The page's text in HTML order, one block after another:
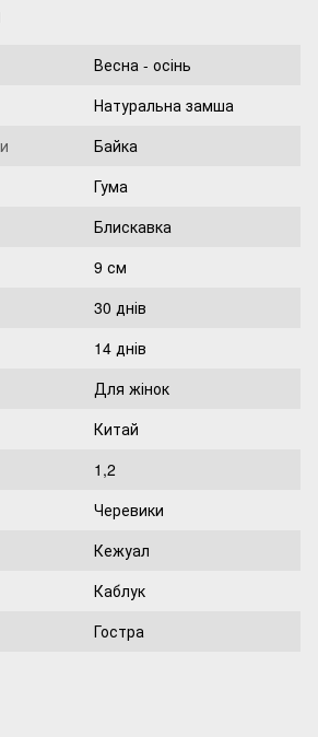
Весна - осінь
Натуральна замша
Байка
Гума
Блискавка
9 см
30 днів
14 днів
Для жінок
Китай
1,2
Черевики
Кежуал
Каблук
Гостра